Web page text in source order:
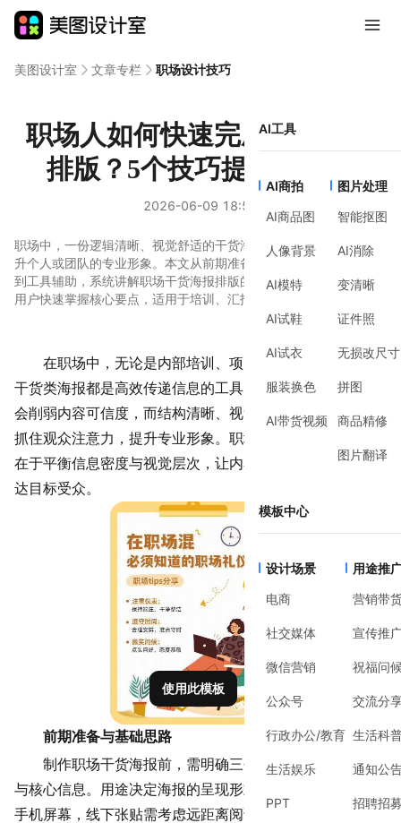
AI工具
AI商拍
AI商品图
人像背景
AI模特
AI试鞋
AI试衣
服装换色
AI带货视频
图片处理
智能抠图
AI消除
变清晰
证件照
无损改尺寸
拼图
商品精修
图片翻译
模板中心
设计场景
电商
社交媒体
微信营销
公众号
行政办公/教育
生活娱乐
PPT
用途推
营销带
宣传推
祝福问
交流分
生活科
通知公
招聘招
美图设计室 文章专栏 职场设计技巧
职场人如何快速完成干货海报
排版？5个技巧提升专业度
2026-06-09 18:57
职场中，一份逻辑清晰、视觉舒适的干货海报能快速传递信息，提
升个人或团队的专业形象。本文从前期准备、制作方法、风格建议
到工具辅助，系统讲解职场干货海报排版的实用技巧，适合零基础
用户快速掌握核心要点，适用于培训、汇报、活动宣传等场景。
在职场中，无论是内部培训、 项目汇报 还是对外宣传，
干货类海报都是高效传递信息的工具。一张排版混乱的海报
会削弱内容可信度，而结构清晰、视觉舒适的海报则能快速
抓住观众注意力，提升专业形象。 职场干货海报排版
在于平衡信息密度与视觉层次，让内容在有限空间内精准触
达目标受众。
使用此模板
前期准备与基础思路
制作职场干货海报前，需明确三个关键点：用途、受众
与核心信息。用途决定海报的呈现形式（如线上分享需适配
手机屏幕，线下张贴需考虑远距离阅读）；受众影响语言风